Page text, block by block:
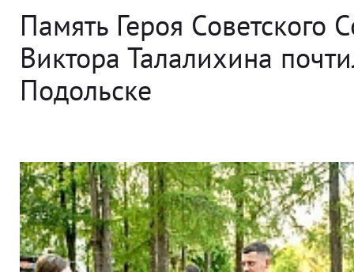
Память Героя Советского
Виктора Талалихина
Подольске